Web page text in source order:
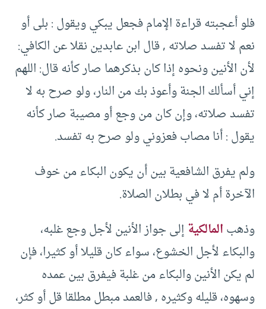
فلو أعجبته قراءة الإمام فجعل يبكي ويقول : بلى أو
نعم لا تفسد صلاته , قال ابن عابدين نقلا عن الكافي:
لأن الأنين ونحوه إذا كان بذكرهما صار كأنه قال: اللهم
إني أسألك الجنة وأعوذ بك من النار، ولو صرح به لا
تفسد صلاته، وإن كان من وجع أو مصيبة صار كأنه
يقول : أنا مصاب فعزوني ولو صرح به تفسد.
ولم يفرق الشافعية بين أن يكون البكاء من خوف
الآخرة أم لا في بطلان الصلاة.
وذهبالمالكيةإلى جواز الأنين لأجل وجع غلبه،
والبكاء لأجل الخشوع، سواء كان قليلا أو كثيرا، فإن
لم يكن الأنين والبكاء من غلبة فيفرق بين عمده
وسهوه، قليله وكثيره , فالعمد مبطل مطلقا قل أو كثر،